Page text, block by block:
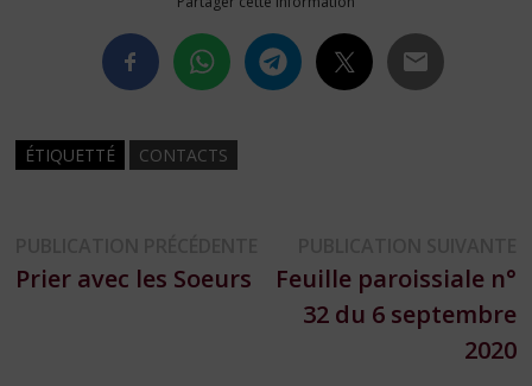
ÉTIQUETTÉ CONTACTS
de
précédente :
Prier avec les Soeurs
Feuille paroissiale n°
32 du 6 septembre
2020